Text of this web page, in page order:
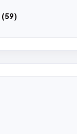
(59)